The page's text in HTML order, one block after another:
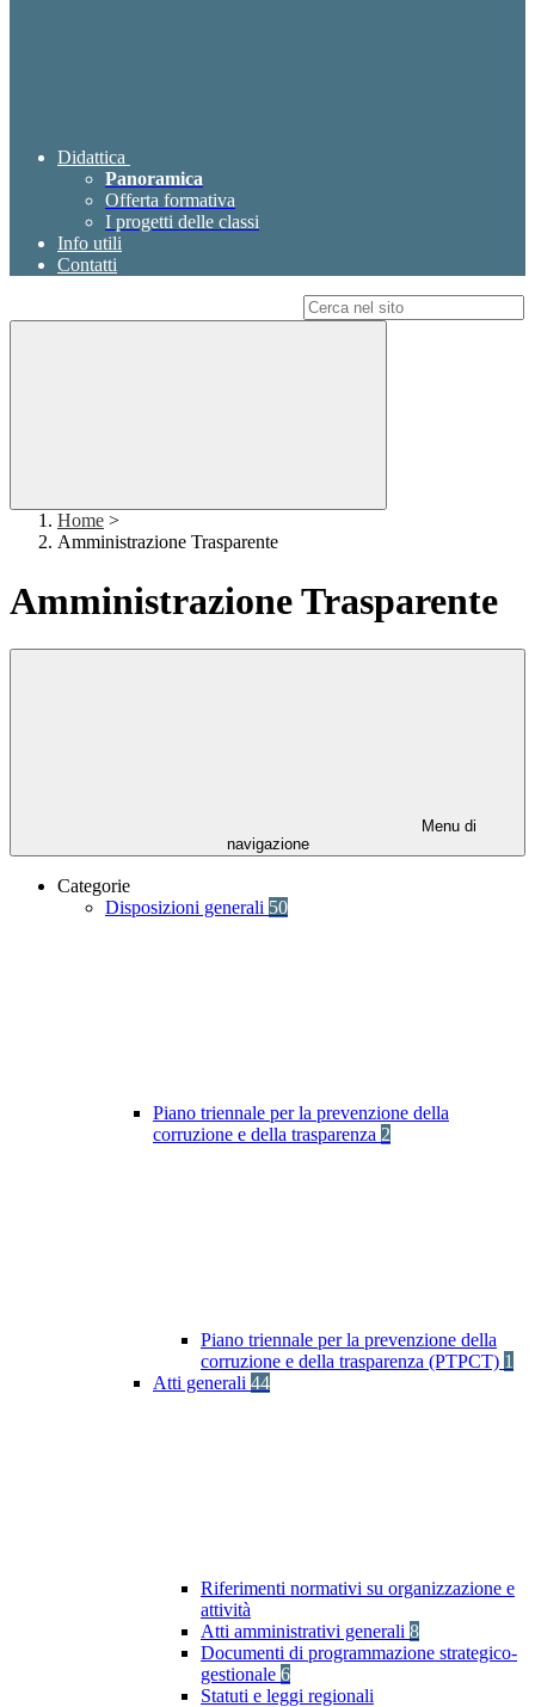
Didattica
Panoramica
Offerta formativa
I progetti delle classi
Info utili
Contatti
Home >
Amministrazione Trasparente
Amministrazione Trasparente
Menu di
navigazione
Categorie
Disposizioni generali 50
Piano triennale per la prevenzione della
corruzione e della trasparenza 2
Piano triennale per la prevenzione della
corruzione e della trasparenza (PTPCT) 1
Atti generali 44
Riferimenti normativi su organizzazione e
attività
Atti amministrativi generali 8
Documenti di programmazione strategico-
gestionale 6
Statuti e leggi regionali